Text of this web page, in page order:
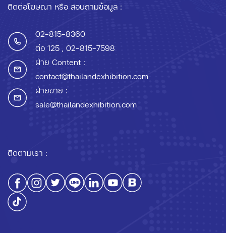
ติดต่อโฆษณา หรือ สอบถามข้อมูล :
02-815-8360
ต่อ 125 , 02-815-7598
ฝ่าย Content :
contact@thailandexhibition.com
ฝ่ายขาย :
sale@thailandexhibition.com
ติดตามเรา :